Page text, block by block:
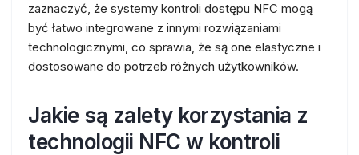
zaznaczyć, że systemy kontroli dostępu NFC mogą
być łatwo integrowane z innymi rozwiązaniami
technologicznymi, co sprawia, że są one elastyczne i
dostosowane do potrzeb różnych użytkowników.
Jakie są zalety korzystania z
technologii NFC w kontroli